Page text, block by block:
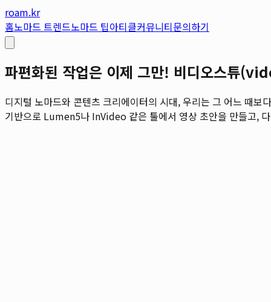
roam.kr
홈노마드 트렌드노마드 팁아티클커뮤니티문의하기
파편화된 작업은 이제 그만! 비디오스튜
디지털 노마드와 콘텐츠 크리에이터의 시대, 우리는 그 어느 때
기반으로 Lumen5나 InVideo 같은 툴에서 영상 초안을 만들고,